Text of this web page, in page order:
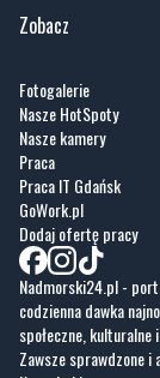
Zobacz
Fotogalerie
Nasze HotSpoty
Nasze kamery
Praca
Praca IT Gdańsk
GoWork.pl
Dodaj ofertę pracy
Nadmorski24.pl -
codzienna dawka
społeczne, kulturalne
Zawsze sprawdzone i